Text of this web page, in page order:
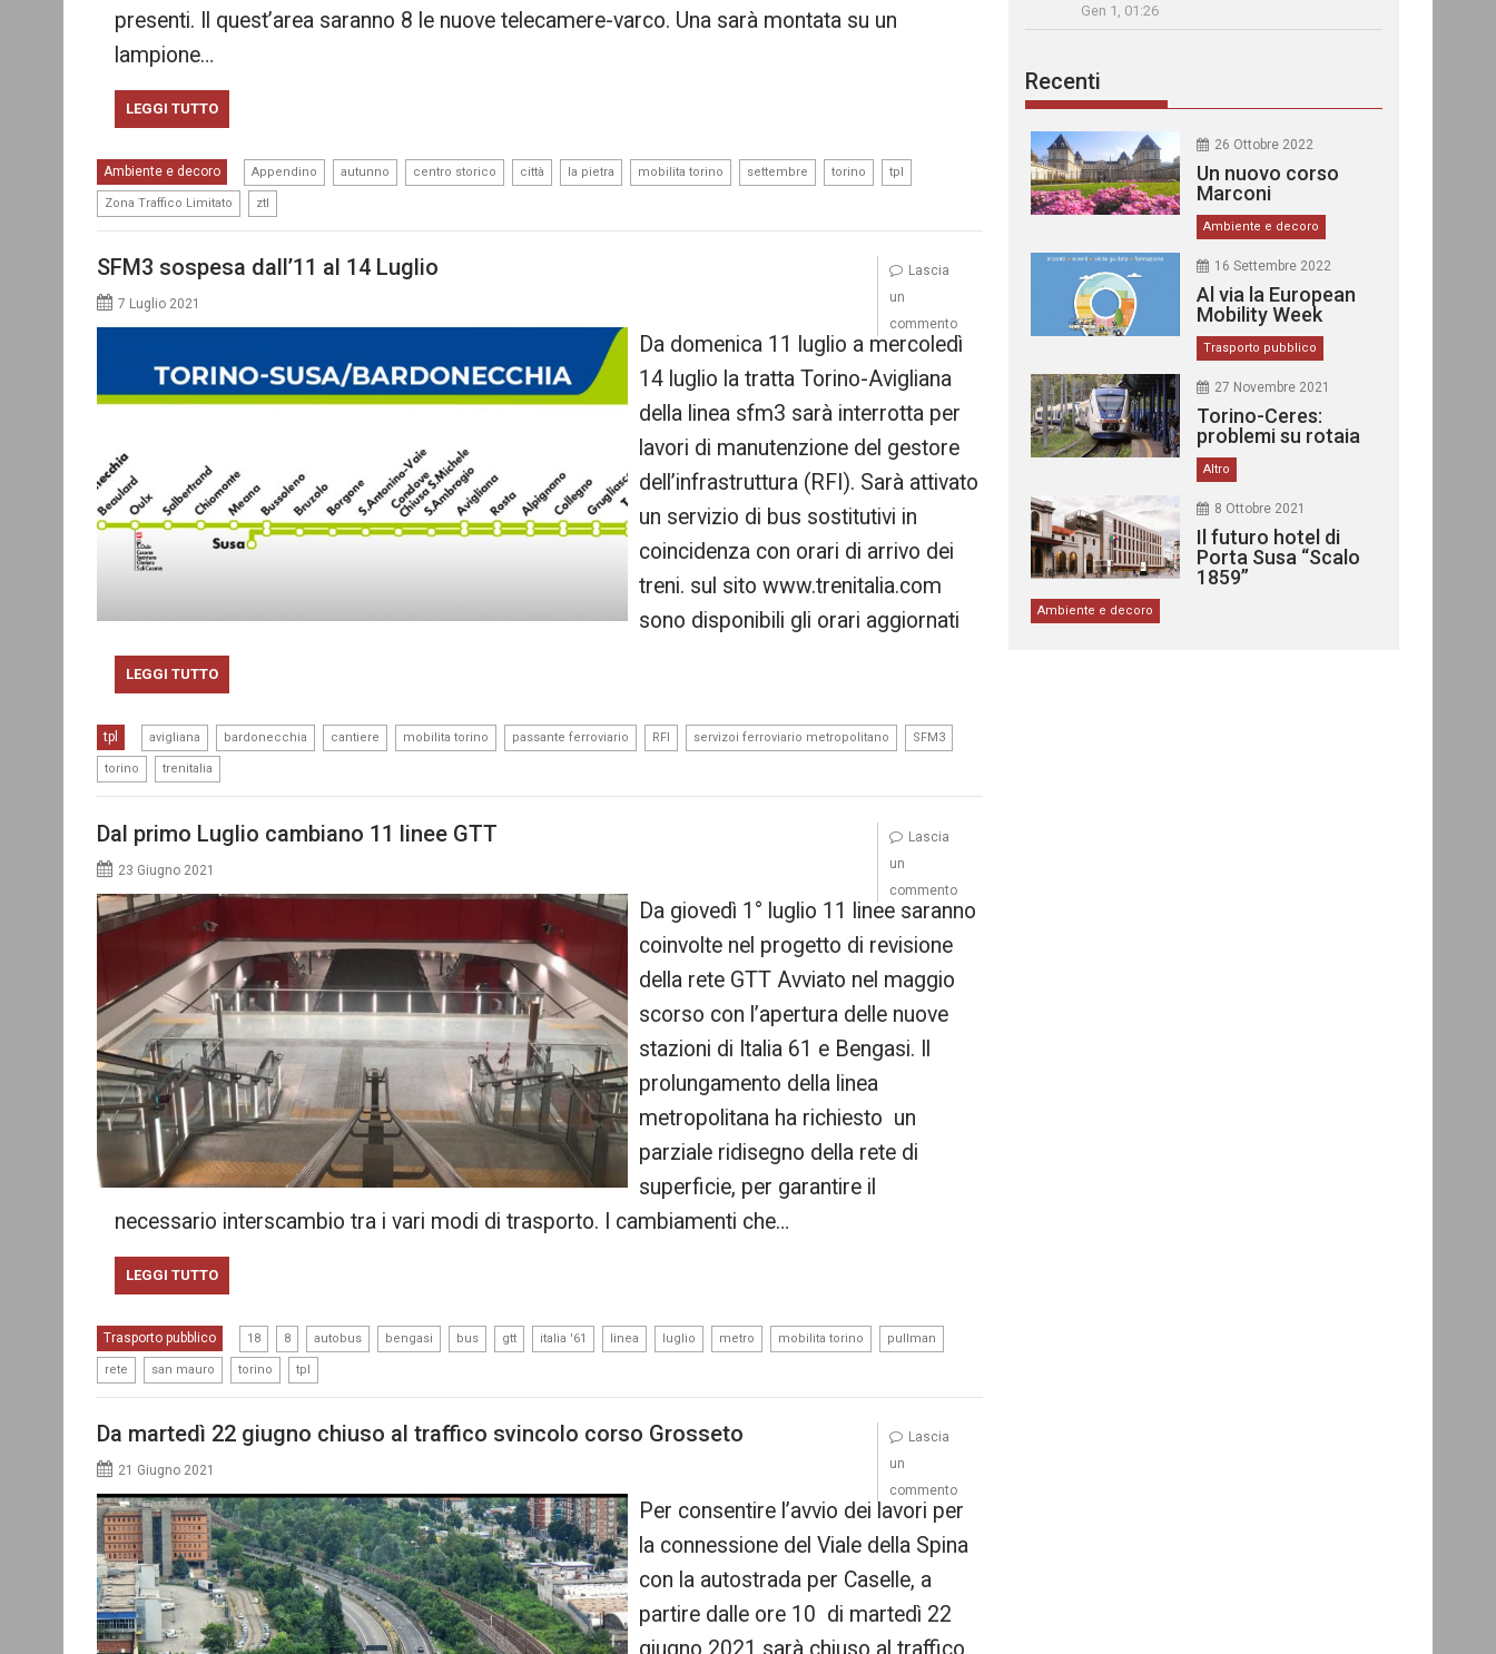
presenti. Il quest’area saranno 8 le nuove telecamere-varco. Una sarà montata su un
lampione…
LEGGI TUTTO
Ambiente e decoro Appendino autunno centro storico città la pietra mobilita torino settembre torino tpl
Zona Traffico Limitato ztl
SFM3 sospesa dall’11 al 14 Luglio
7 Luglio 2021
Da domenica 11 luglio a mercoledì
14 luglio la tratta Torino-Avigliana
della linea sfm3 sarà interrotta per
lavori di manutenzione del gestore
dell’infrastruttura (RFI). Sarà attivato
un servizio di bus sostitutivi in
coincidenza con orari di arrivo dei
treni. sul sito www.trenitalia.com
sono disponibili gli orari aggiornati
LEGGI TUTTO
tpl avigliana bardonecchia cantiere mobilita torino passante ferroviario RFI servizoi ferroviario metropolitano SFM3
torino trenitalia
Lascia
un
commento
Dal primo Luglio cambiano 11 linee GTT
23 Giugno 2021
Da giovedì 1° luglio 11 linee saranno
coinvolte nel progetto di revisione
della rete GTT Avviato nel maggio
scorso con l’apertura delle nuove
stazioni di Italia 61 e Bengasi. Il
prolungamento della linea
metropolitana ha richiesto un
parziale ridisegno della rete di
superficie, per garantire il
necessario interscambio tra i vari modi di trasporto. I cambiamenti che…
LEGGI TUTTO
Trasporto pubblico 18 8 autobus bengasi bus gtt italia '61 linea luglio metro mobilita torino pullman
rete san mauro torino tpl
Lascia
un
commento
Da martedì 22 giugno chiuso al traffico svincolo corso Grosseto
21 Giugno 2021
Per consentire l’avvio dei lavori per
la connessione del Viale della Spina
con la autostrada per Caselle, a
partire dalle ore 10 di martedì 22
Lascia
un
commento
Gen 1, 01:26
Recenti
26 Ottobre 2022
Un nuovo corso
Marconi
Ambiente e decoro
16 Settembre 2022
Al via la European
Mobility Week
Trasporto pubblico
27 Novembre 2021
Torino-Ceres:
problemi su rotaia
Altro
8 Ottobre 2021
Il futuro hotel di
Porta Susa “Scalo
1859”
Ambiente e decoro